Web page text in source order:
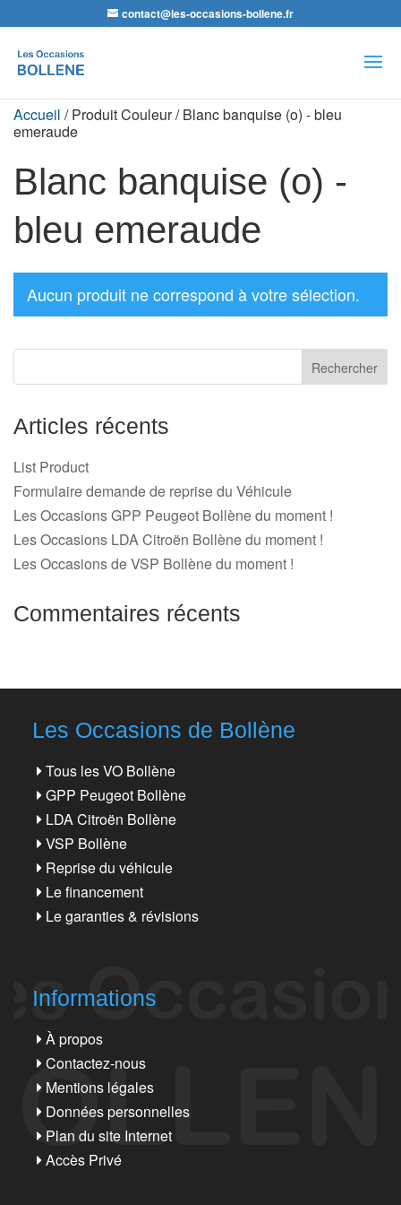
contact@les-occasions-bollene.fr
de
produits
Accueil / Produit Couleur / Blanc banquise (o) - bleu
emeraude
Blanc banquise (o) -
bleu emeraude
Aucun produit ne correspond à votre sélection.
Articles récents
List Product
Formulaire demande de reprise du Véhicule
Les Occasions GPP Peugeot Bollène du moment !
Les Occasions LDA Citroën Bollène du moment !
Les Occasions de VSP Bollène du moment !
Commentaires récents
Les Occasions de Bollène
Tous les VO Bollène
GPP Peugeot Bollène
LDA Citroën Bollène
VSP Bollène
Reprise du véhicule
Le financement
Le garanties & révisions
Informations
À propos
Contactez-nous
Mentions légales
Données personnelles
Plan du site Internet
Accès Privé